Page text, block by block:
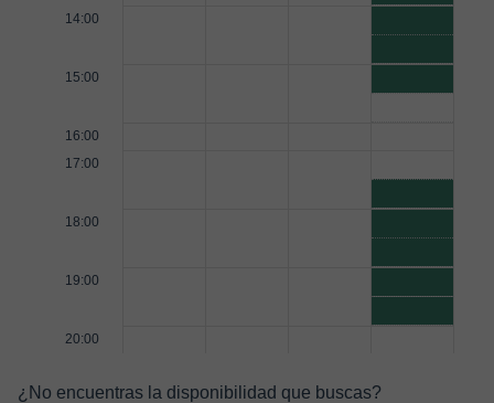
14:00
15:00
16:00
17:00
18:00
19:00
20:00
¿No encuentras la disponibilidad que buscas?